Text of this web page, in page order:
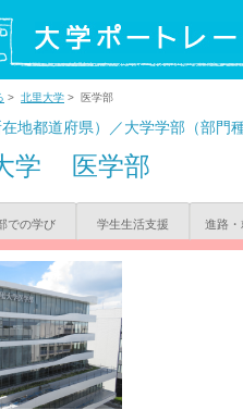
> 北里大学 > 医学部
地都道府県）／大学学部（部門種
学 医学部
での学び 学生生活支援 進路・